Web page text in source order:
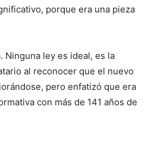
porque era una pieza
Ninguna ley es ideal, es la
al reconocer que el nuevo
pero enfatizó que era
con más de 141 años de